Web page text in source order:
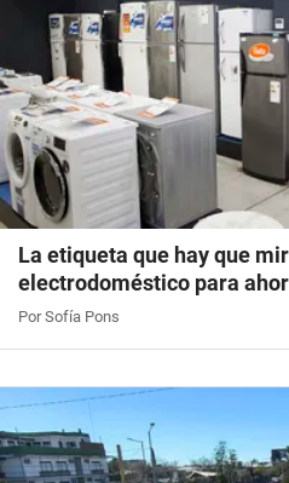
La etiqueta que hay que
electrodoméstico para
Por Sofía Pons